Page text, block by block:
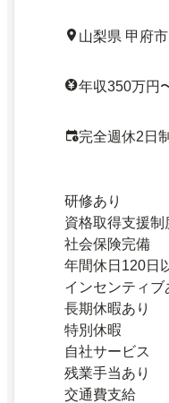
山梨県 甲府市
年収350万円
完全週休2日
研修あり
資格取得支援制
社会保険完備
年間休日120日
インセンティブ
長期休暇あり
特別休暇
自社サービス
残業手当あり
交通費支給